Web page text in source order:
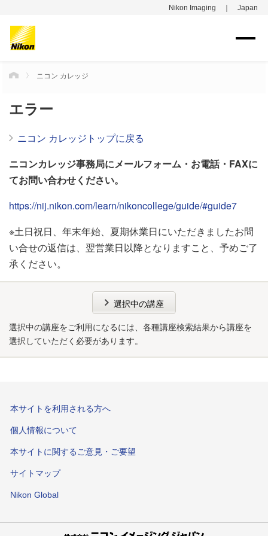
Nikon Imaging ｜ Japan
HOMEニコン カレッジ
エラー
ニコン カレッジトップに戻る
ニコンカレッジ事務局にメールフォーム・お電話・FAXに
てお問い合わせください。
https://nij.nikon.com/learn/nikoncollege/guide/#guide7
※土日祝日、年末年始、夏期休業日にいただきましたお問
い合せの返信は、翌営業日以降となりますこと、予めご了
承ください。
選択中の講座
選択中の講座をご利用になるには、各種講座検索結果から講座を
選択していただく必要があります。
本サイトを利用される方へ
個人情報について
本サイトに関するご意見・ご要望
サイトマップ
Nikon Global